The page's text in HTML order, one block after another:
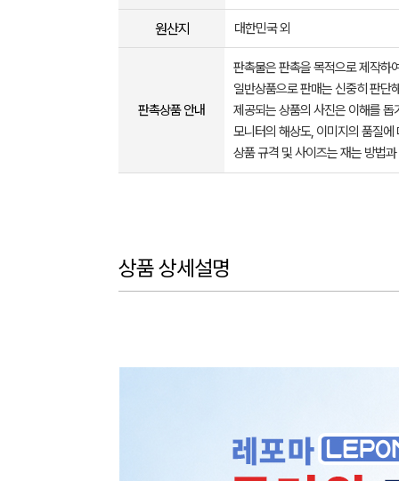
원산지 대한민국 외
판촉상품 안내
판촉물은 판촉을 목적으로 제작하
일반상품으로 판매는 신중히 판단
제공되는 상품의 사진은 이해를
모니터의 해상도, 이미지의 품질
상품 규격 및 사이즈는 재는 방법
상품 상세설명